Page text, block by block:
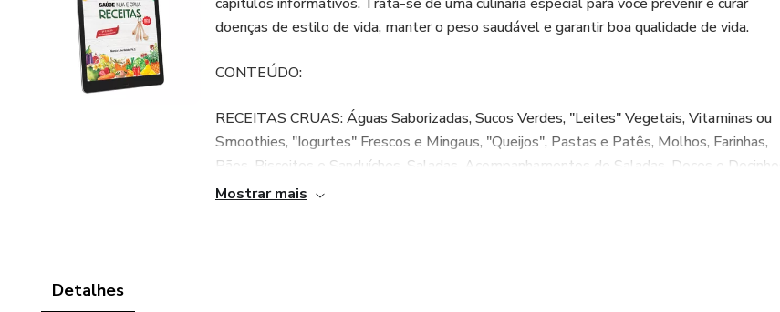
doenças de estilo de vida, manter o peso saudável e garantir boa qualidade de vida.
CONTEÚDO:
RECEITAS CRUAS: Águas Saborizadas, Sucos Verdes, "Leites" Vegetais, Vitaminas ou
Smoothies, "Iogurtes" Frescos e Mingaus, "Queijos", Pastas e Patês, Molhos, Farinhas,
Pães, Biscoitos e Sanduíches, Saladas, Acompanhamentos de Saladas, Doces e Docinhos.
Mostrar mais
Detalhes